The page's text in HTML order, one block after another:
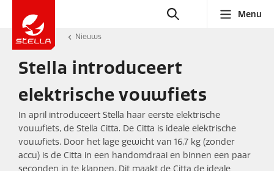
Menu
Nieuws
Stella introduceert
elektrische vouwfiets
In april introduceert Stella haar eerste elektrische
vouwfiets, de Stella Citta. De Citta is ideale elektrische
vouwfiets. Door het lage gewicht van 16,7 kg (zonder
accu) is de Citta in een handomdraai en binnen een paar
seconden in te klappen. Dit maakt de Citta de ideale